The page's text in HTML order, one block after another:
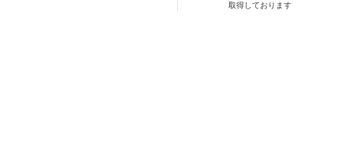
取得しております